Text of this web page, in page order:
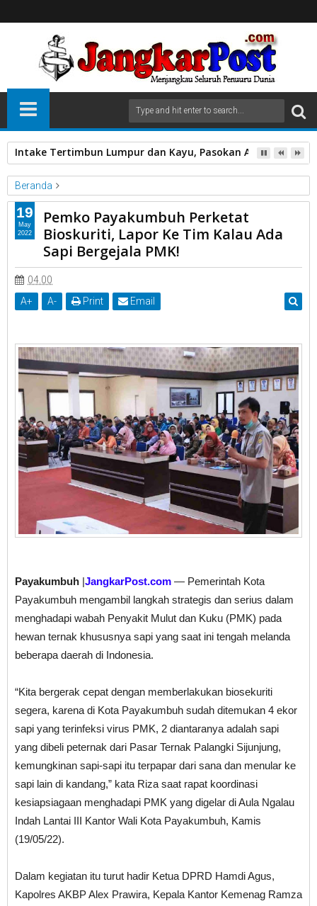
Intake Tertimbun Lumpur dan Kayu, Pasokan Air Bersih di
Beranda
Kota Payakumbuh
Lapor Kalau Ada Sapi Bergejala PMK
Pemko Payakumbuh
Perketat Bioskuriti
Pemko Payakumbuh Perketat Bioskuriti, Lapor Ke Tim Kalau Ada
Sapi Bergejala PMK!
Pemko Payakumbuh Perketat
Bioskuriti, Lapor Ke Tim Kalau Ada
Sapi Bergejala PMK!
04.00
A+ A- Print Email
Payakumbuh |JangkarPost.com — Pemerintah Kota
Payakumbuh mengambil langkah strategis dan serius dalam
menghadapi wabah Penyakit Mulut dan Kuku (PMK) pada
hewan ternak khususnya sapi yang saat ini tengah melanda
beberapa daerah di Indonesia.
“Kita bergerak cepat dengan memberlakukan biosekuriti
segera, karena di Kota Payakumbuh sudah ditemukan 4 ekor
sapi yang terinfeksi virus PMK, 2 diantaranya adalah sapi
yang dibeli peternak dari Pasar Ternak Palangki Sijunjung,
kemungkinan sapi-sapi itu terpapar dari sana dan menular ke
sapi lain di kandang,” kata Riza saat rapat koordinasi
kesiapsiagaan menghadapi PMK yang digelar di Aula Ngalau
Indah Lantai III Kantor Wali Kota Payakumbuh, Kamis
(19/05/22).
Dalam kegiatan itu turut hadir Ketua DPRD Hamdi Agus,
Kapolres AKBP Alex Prawira, Kepala Kantor Kemenag Ramza
19
May
2022